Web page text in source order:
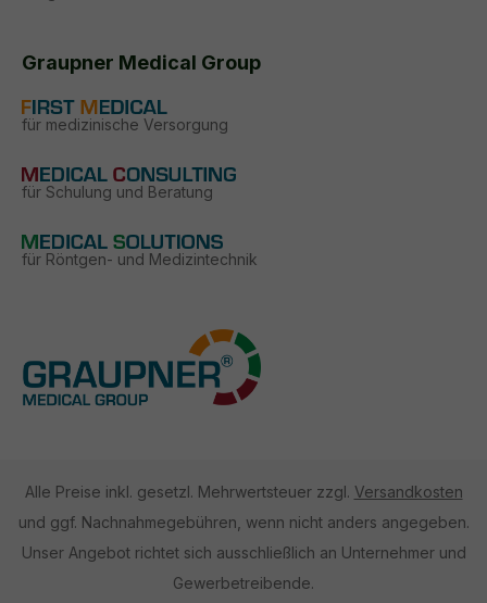
Graupner Medical Group
für medizinische Versorgung
für Schulung und Beratung
für Röntgen- und Medizintechnik
Alle Preise inkl. gesetzl. Mehrwertsteuer zzgl. Versandkosten
und ggf. Nachnahmegebühren, wenn nicht anders angegeben.
Unser Angebot richtet sich ausschließlich an Unternehmer und
Gewerbetreibende.